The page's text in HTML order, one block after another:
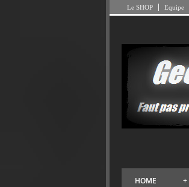
Le SHOP Equipe
HOME +